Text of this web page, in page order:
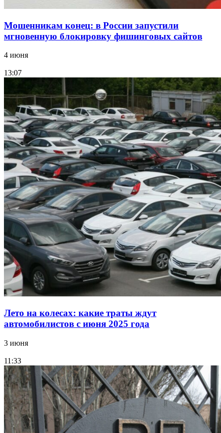
Мошенникам конец: в России запустили
мгновенную блокировку фишинговых сайтов
4 июня
13:07
Лето на колесах: какие траты ждут
автомобилистов с июня 2025 года
3 июня
11:33